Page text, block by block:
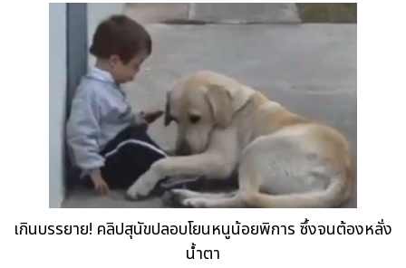
เกินบรรยาย! คลิปสุนัขปลอบโยนหนูน้อยพิการ ซึ้งจนต้องหลั่ง
น้ำตา